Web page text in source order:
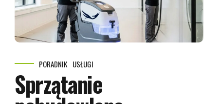
PORADNIK USŁUGI
Sprzątanie